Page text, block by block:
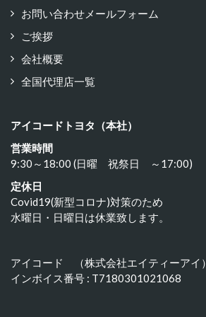
お問い合わせメールフォーム
ご挨拶
会社概要
全国代理店一覧
アイコードトヨタ（本社）
営業時間
9:30～18:00 (日曜 祝祭日 ～17:00)
定休日
Covid19(新型コロナ)対策のため
水曜日・日曜日は休業致します。
アイコード （株式会社エイティーアイ）
インボイス番号 : T7180301021068